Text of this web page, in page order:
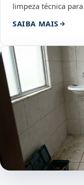
limpeza técnica
SAIBA MAIS